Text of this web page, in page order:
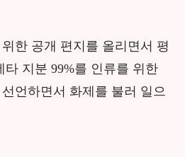
한 공개 편지를 올리면서 평
지분 99%를 인류를 위한
언하면서 화제를 불러 일으